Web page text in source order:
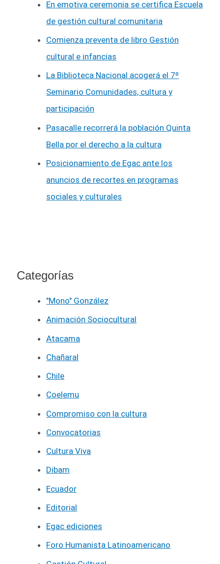
En emotiva ceremonia se certifica Escuela
de gestión cultural comunitaria
Comienza preventa de libro Gestión
cultural e infancias
La Biblioteca Nacional acogerá el 7º
Seminario Comunidades, cultura y
participación
Pasacalle recorrerá la población Quinta
Bella por el derecho a la cultura
Posicionamiento de Egac ante los
anuncios de recortes en programas
sociales y culturales
Categorías
"Mono" González
Animación Sociocultural
Atacama
Chañaral
Chile
Coelemu
Compromiso con la cultura
Convocatorias
Cultura Viva
Dibam
Ecuador
Editorial
Egac ediciones
Foro Humanista Latinoamericano